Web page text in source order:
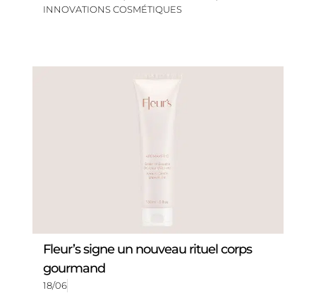
INNOVATIONS COSMÉTIQUES
Fleur’s signe un nouveau rituel corps
gourmand
18/06